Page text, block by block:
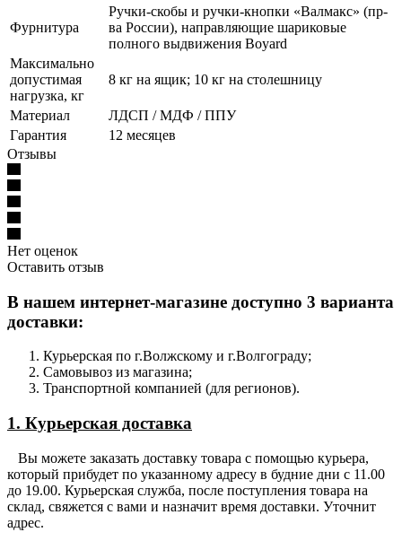
Фурнитура
Ручки-скобы и ручки-кнопки «Валмакс» (пр-
ва России), направляющие шариковые
полного выдвижения Boyard
Максимально
допустимая
нагрузка, кг
8 кг на ящик; 10 кг на столешницу
Материал
ЛДСП / МДФ / ППУ
Гарантия
12 месяцев
Отзывы
Нет оценок
Оставить отзыв
В нашем интернет-магазине доступно 3 варианта
доставки:
Курьерская по г.Волжскому и г.Волгограду;
Самовывоз из магазина;
Транспортной компанией (для регионов).
1. Курьерская доставка
Вы можете заказать доставку товара с помощью курьера,
который прибудет по указанному адресу в будние дни с 11.00
до 19.00. Курьерская служба, после поступления товара на
склад, свяжется с вами и назначит время доставки. Уточнит
адрес.